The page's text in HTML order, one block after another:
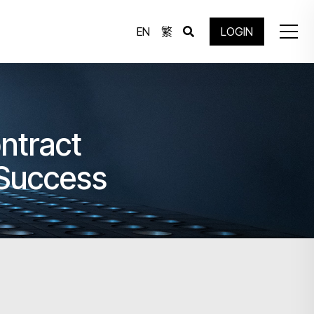
EN 繁 LOGIN